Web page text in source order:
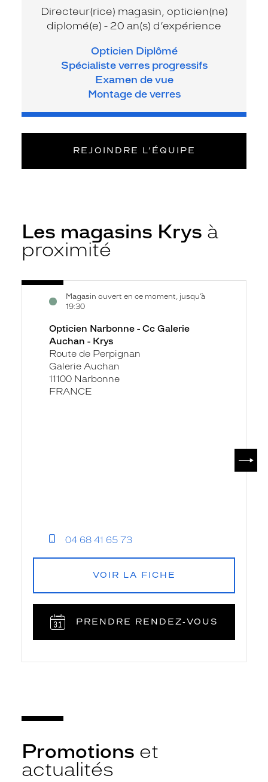
Directeur(rice) magasin, opticien(ne)
diplomé(e) - 20 an(s) d’expérience
Opticien Diplômé
Spécialiste verres progressifs
Examen de vue
Montage de verres
REJOINDRE L’ÉQUIPE
Les magasins Krys à
proximité
Opticien
Narbonne
Galerie
Auchan
Magasin ouvert en ce moment, jusqu’à
19:30
Voir
Opticien Narbonne - Cc Galerie
Auchan - Krys
Route de Perpignan
Galerie Auchan
11100 Narbonne
FRANCE
04 68 41 65 73
VOIR LA FICHE
PRENDRE RENDEZ‑VOUS
Promotions et
actualités